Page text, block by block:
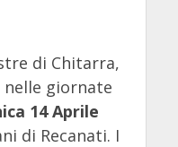
di Chitarra,
nelle giornate
14 Aprile
di Recanati. I